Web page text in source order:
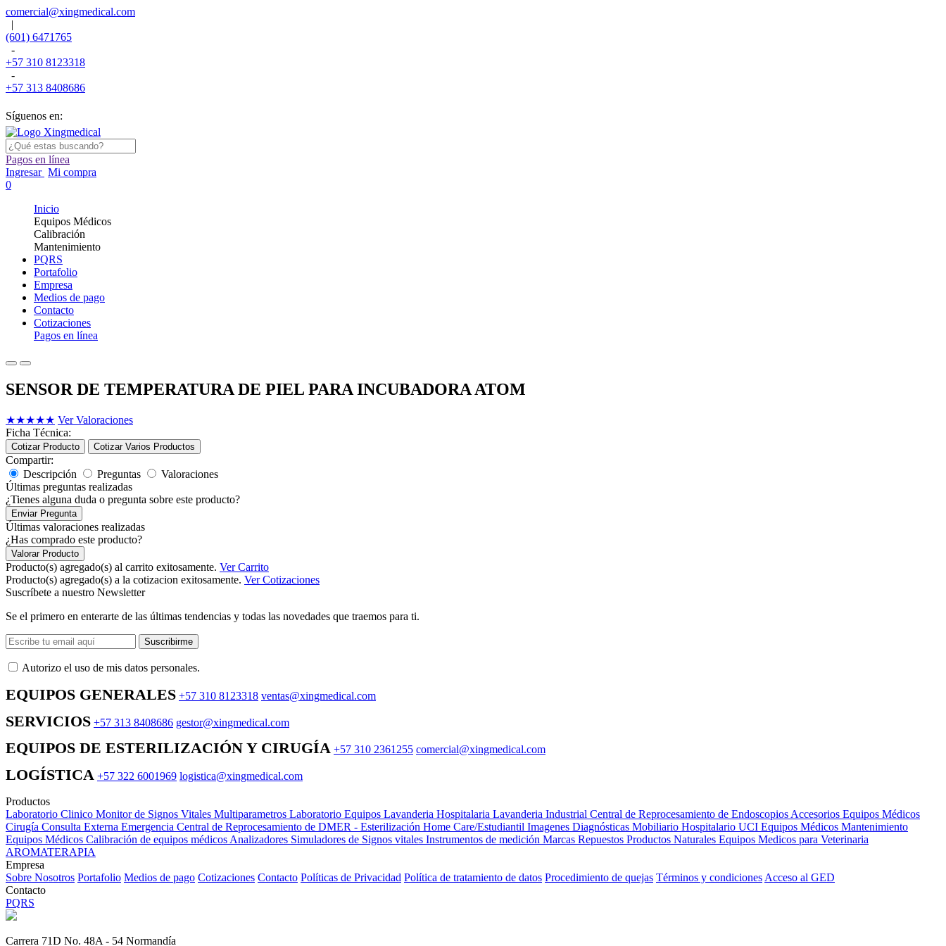
comercial@xingmedical.com
|
(601) 6471765
-
+57 310 8123318
-
+57 313 8408686
Síguenos en:
Pagos en línea
Ingresar Mi compra
0
Inicio
Equipos Médicos
Calibración
Mantenimiento
PQRS
Portafolio
Empresa
Medios de pago
Contacto
Cotizaciones
Pagos en línea
SENSOR DE TEMPERATURA DE PIEL PARA INCUBADORA ATOM
★★★★★ Ver Valoraciones
Ficha Técnica:
Cotizar Producto Cotizar Varios Productos
Compartir:
Descripción
Preguntas
Valoraciones
Últimas preguntas realizadas
¿Tienes alguna duda o pregunta sobre este producto?
Enviar Pregunta
Últimas valoraciones realizadas
¿Has comprado este producto?
Valorar Producto
Producto(s) agregado(s) al carrito exitosamente. Ver Carrito
Producto(s) agregado(s) a la cotizacion exitosamente. Ver Cotizaciones
Suscríbete a nuestro Newsletter
Se el primero en enterarte de las últimas tendencias y todas las novedades que traemos para ti.
Suscribirme
Autorizo ​​el uso de mis datos personales.
EQUIPOS GENERALES +57 310 8123318 ventas@xingmedical.com
SERVICIOS +57 313 8408686 gestor@xingmedical.com
EQUIPOS DE ESTERILIZACIÓN Y CIRUGÍA +57 310 2361255 comercial@xingmedical.com
LOGÍSTICA +57 322 6001969 logistica@xingmedical.com
Productos
Laboratorio Clinico Monitor de Signos Vitales Multiparametros Laboratorio Equipos Lavanderia Hospitalaria Lavanderia Industrial Central de Reprocesamiento de Endoscopios Accesorios Equipos Médicos
Cirugía Consulta Externa Emergencia Central de Reprocesamiento de DMER - Esterilización Home Care/Estudiantil Imagenes Diagnósticas Mobiliario Hospitalario UCI Equipos Médicos Mantenimiento
Equipos Médicos Calibración de equipos médicos Analizadores Simuladores de Signos vitales Instrumentos de medición Marcas Repuestos Productos Naturales Equipos Medicos para Veterinaria
AROMATERAPIA
Empresa
Sobre Nosotros Portafolio Medios de pago Cotizaciones Contacto Políticas de Privacidad Política de tratamiento de datos Procedimiento de quejas Términos y condiciones Acceso al GED
Contacto
PQRS
Carrera 71D No. 48A - 54 Normandía